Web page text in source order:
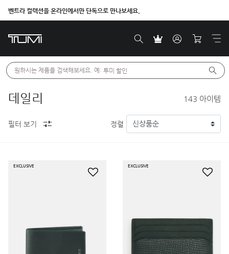
벤트라 컬렉션을 온라인에서만 단독으로 만나보세요.
원하시는 제품을 검색해보세요. 예: 투미 할인
데일리 143 아이템
필터 보기 정렬
EXCLUSIVE EXCLUSIVE